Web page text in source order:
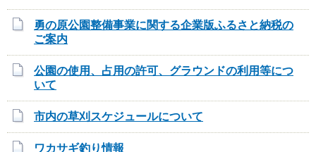
勇の原公園整備事業に関する企業版ふるさと納税の
ご案内
公園の使用、占用の許可、グラウンドの利用等につ
いて
市内の草刈スケジュールについて
ワカサギ釣り情報